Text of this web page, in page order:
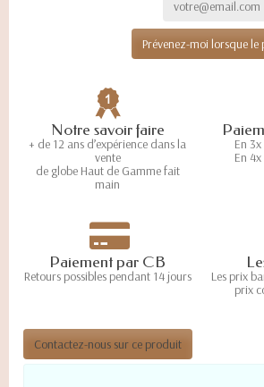
Prévenez-moi lorsque
Notre savoir faire
+ de 12 ans d’expérience dans la
vente
de globe Haut de Gamme fait
main
En
En
Paiement par CB
Retours possibles pendant 14 jours
Les prix
prix
Contactez-nous sur ce produit